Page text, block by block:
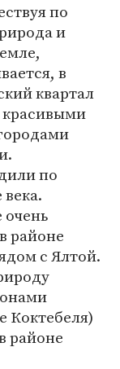
по
и
в
квартал
по
районе
с Ялтой.
Коктебеля)
районе